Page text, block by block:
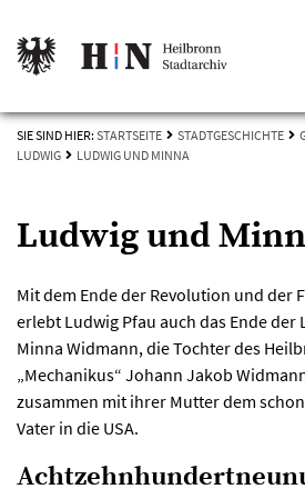
SIE SIND HIER: STARTSEITE STADTGESCHICHTE
LUDWIG
LUDWIG UND MINNA
Ludwig und
Mit dem Ende der Revolution und der
erlebt Ludwig Pfau auch das Ende der
Minna Widmann, die Tochter des
„Mechanikus“ Johann Jakob
zusammen mit ihrer Mutter dem
Vater in die USA.